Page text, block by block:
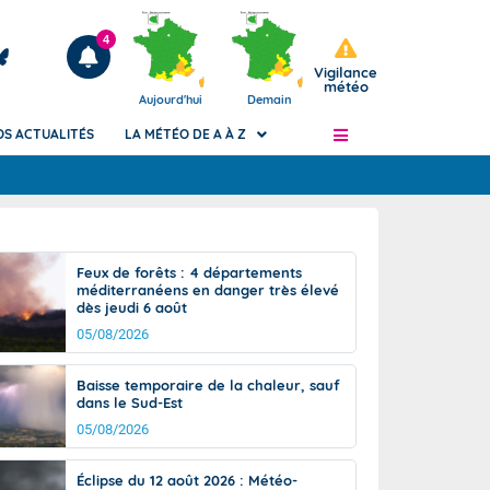
Articles
4
Aujourd'hui Demain
Vigilance
météo
de
Phénomènes dangereux de J+2 à J+7
Avertissement pluies intenses à l'échelle
des communes (Apic)
Bulletins Marine
Bulletins d'estimation du risque
d'avalanche
Météo des forêts
Vigicrues
ACTUALITÉS LA MÉTÉO DE A À Z
Feux de forêts : 4 départements
méditerranéens en danger très élevé
dès jeudi 6 août
05/08/2026
Baisse temporaire de la chaleur, sauf
dans le Sud-Est
05/08/2026
Éclipse du 12 août 2026 : Météo-